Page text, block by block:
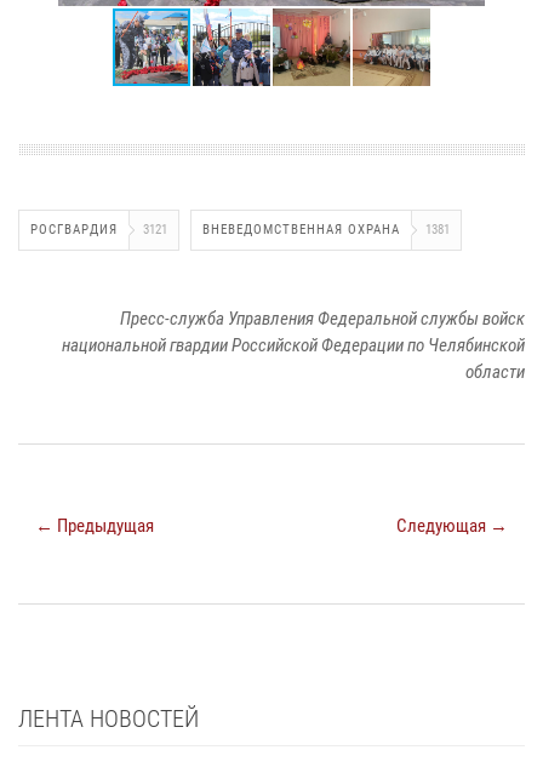
РОСГВАРДИЯ 3121 ВНЕВЕДОМСТВЕННАЯ ОХРАНА 1381
Пресс-служба Управления Федеральной службы войск
национальной гвардии Российской Федерации по Челябинской
области
← Предыдущая Следующая →
ЛЕНТА НОВОСТЕЙ